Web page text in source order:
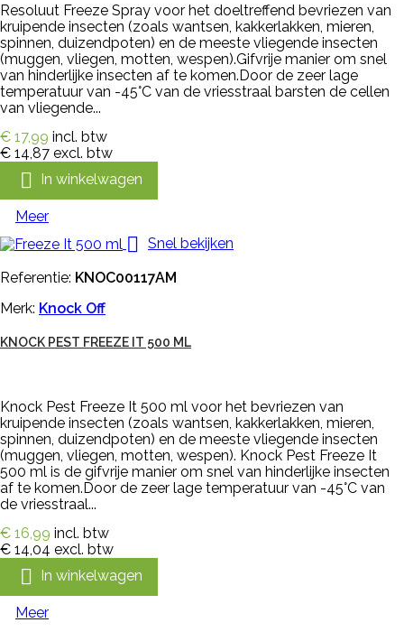
Resoluut Freeze Spray voor het doeltreffend bevriezen van
kruipende insecten (zoals wantsen, kakkerlakken, mieren,
spinnen, duizendpoten) en de meeste vliegende insecten
(muggen, vliegen, motten, wespen).Gifvrije manier om snel
van hinderlijke insecten af te komen.Door de zeer lage
temperatuur van -45°C van de vriesstraal barsten de cellen
van vliegende...
€ 17,99 incl. btw
€ 14,87 excl. btw
 In winkelwagen
Meer
 Snel bekijken
Referentie: KNOC00117AM
Merk: Knock Off
KNOCK PEST FREEZE IT 500 ML
Knock Pest Freeze It 500 ml voor het bevriezen van
kruipende insecten (zoals wantsen, kakkerlakken, mieren,
spinnen, duizendpoten) en de meeste vliegende insecten
(muggen, vliegen, motten, wespen). Knock Pest Freeze It
500 ml is de gifvrije manier om snel van hinderlijke insecten
af te komen.Door de zeer lage temperatuur van -45°C van
de vriesstraal...
€ 16,99 incl. btw
€ 14,04 excl. btw
 In winkelwagen
Meer